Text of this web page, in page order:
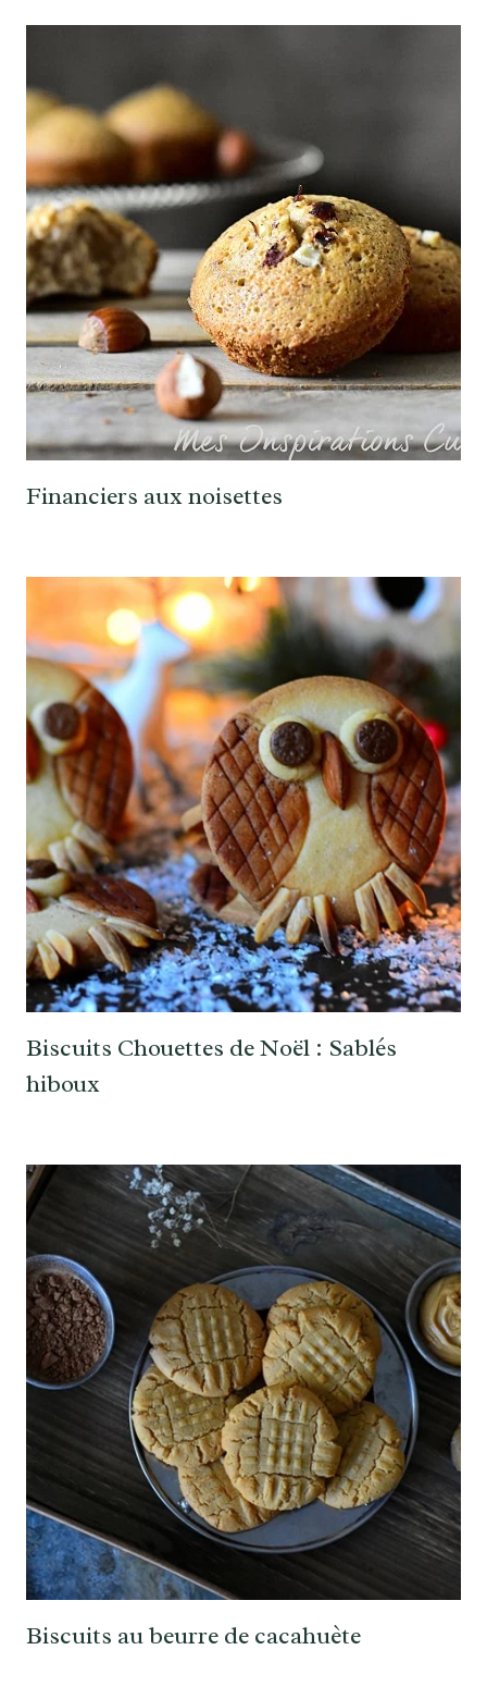
Financiers aux noisettes
Biscuits Chouettes de Noël : Sablés
hiboux
Biscuits au beurre de cacahuète